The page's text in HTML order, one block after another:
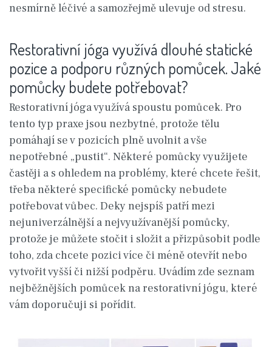
nesmírně léčivé a samozřejmě ulevuje od stresu.
Restorativní jóga využívá dlouhé statické
pozice a podporu různých pomůcek. Jaké
pomůcky budete potřebovat?
Restorativní jóga využívá spoustu pomůcek. Pro
tento typ praxe jsou nezbytné, protože tělu
pomáhají se v pozicích plně uvolnit a vše
nepotřebné „pustit“. Některé pomůcky využijete
častěji a s ohledem na problémy, které chcete řešit,
třeba některé specifické pomůcky nebudete
potřebovat vůbec. Deky nejspíš patří mezi
nejuniverzálnější a nejvyužívanější pomůcky,
protože je můžete stočit i složit a přizpůsobit podle
toho, zda chcete pozici více či méně otevřít nebo
vytvořit vyšší či nižší podpěru. Uvádím zde seznam
nejběžnějších pomůcek na restorativní jógu, které
vám doporučuji si pořídit.